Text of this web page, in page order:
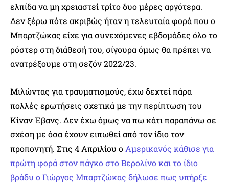
ελπίδα να μη χρειαστεί τρίτο δυο μέρες αργότερα.
Δεν ξέρω πότε ακριβώς ήταν η τελευταία φορά που ο
Μπαρτζώκας είχε για συνεχόμενες εβδομάδες όλο το
ρόστερ στη διάθεσή του, σίγουρα όμως θα πρέπει να
ανατρέξουμε στη σεζόν 2022/23.
Μιλώντας για τραυματισμούς, έχω δεχτεί πάρα
πολλές ερωτήσεις σχετικά με την περίπτωση του
Κίναν Έβανς. Δεν έχω όμως να πω κάτι παραπάνω σε
σχέση με όσα έχουν ειπωθεί από τον ίδιο τον
προπονητή. Στις 4 Απριλίου ο Αμερικανός κάθισε για
πρώτη φορά στον πάγκο στο Βερολίνο και το ίδιο
βράδυ ο Γιώργος Μπαρτζώκας δήλωσε πως υπήρξε